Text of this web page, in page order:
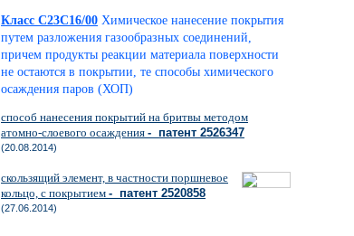
Класс C23C16/00 Химическое нанесение покрытия
путем разложения газообразных соединений,
причем продукты реакции материала поверхности
не остаются в покрытии, те способы химического
осаждения паров (ХОП)
способ нанесения покрытий на бритвы методом
атомно-слоевого осаждения - патент 2526347
(20.08.2014)
скользящий элемент, в частности поршневое
кольцо, с покрытием - патент 2520858
(27.06.2014)